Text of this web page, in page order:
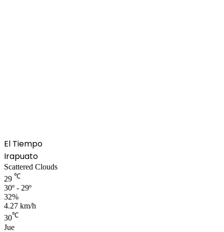
El Tiempo
Irapuato
Scattered Clouds
29 ℃
30º - 29º
32%
4.27 km/h
30℃
Jue